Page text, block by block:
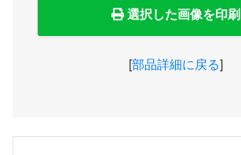
選択した画像を印刷
[部品詳細に戻る]